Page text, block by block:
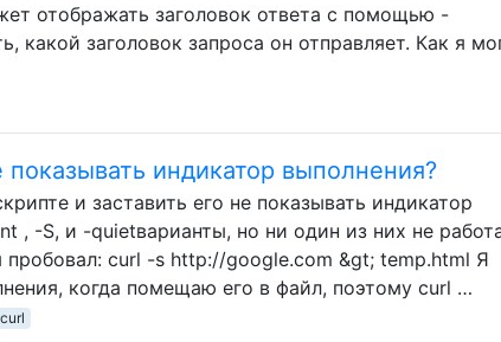
отображать заголовок ответа с помощью -
какой заголовок запроса он отправляет. Как я
показывать индикатор выполнения?
и заставить его не показывать индикатор
, -S, и -quietварианты, но ни один из них не
пробовал: curl -s http://google.com &gt; temp.html Я
когда помещаю его в файл, поэтому curl …
curl